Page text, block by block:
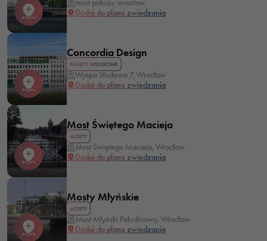
most pokoju, wrocław
Dodaj do planu zwiedzania
Concordia Design
PUNKTY WIDOKOWE
Wyspa Słodowa 7, Wrocław
Dodaj do planu zwiedzania
Most Świętego Macieja
MOSTY
Most Świętego Macieja, Wrocław
Dodaj do planu zwiedzania
Mosty Młyńskie
MOSTY
Most Młyński Południowy, Wrocław
Dodaj do planu zwiedzania